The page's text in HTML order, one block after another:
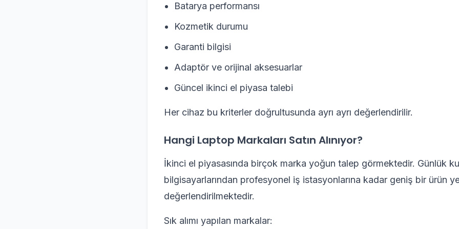
Batarya performansı
Kozmetik durumu
Garanti bilgisi
Adaptör ve orijinal aksesuarlar
Güncel ikinci el piyasa talebi
Her cihaz bu kriterler doğrultusunda ayrı ayrı değerlendirilir.
Hangi Laptop Markaları Satın Alınıyor?
İkinci el piyasasında birçok marka yoğun talep görmektedir. Günlük
bilgisayarlarından profesyonel iş istasyonlarına kadar geniş bir ürün
değerlendirilmektedir.
Sık alımı yapılan markalar: